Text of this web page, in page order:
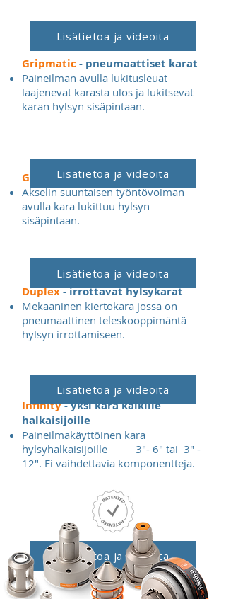
Gripmatic - pneumaattiset karat
Paineilman avulla lukitusleuat
laajenevat karasta ulos ja lukitsevat
karan hylsyn sisäpintaan.
Gripmatic- jousikarat
Akselin suuntaisen työntövoiman
avulla kara lukittuu hylsyn
sisäpintaan.
Duplex- irrottavat hylsykarat
Mekaaninen kiertokara jossa on
pneumaattinen teleskooppimäntä
hylsyn irrottamiseen.
Infinity- yksi kara kaikille
halkaisijoille
Paineilmakäyttöinen kara
hylsyhalkaisijoille 3"- 6" tai 3" -
12". Ei vaihdettavia komponentteja.
Lisätietoa ja videoita
Lisätietoa ja videoita
Lisätietoa ja videoita
Lisätietoa ja videoita
Lisätietoa ja videoita